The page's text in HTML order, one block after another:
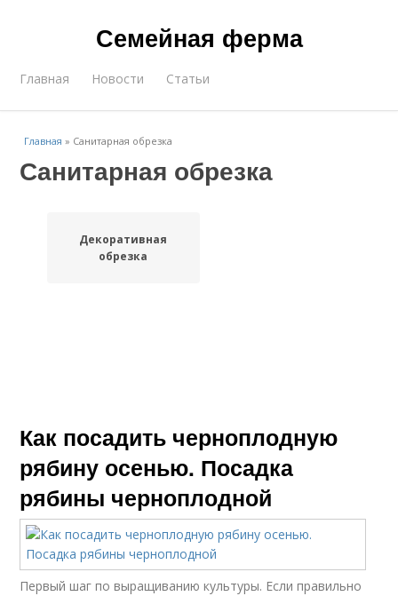
Семейная ферма
Главная Новости Статьи
Главная » Санитарная обрезка
Санитарная обрезка
Декоративная
обрезка
Как посадить черноплодную
рябину осенью. Посадка
рябины черноплодной
Первый шаг по выращиванию культуры. Если правильно